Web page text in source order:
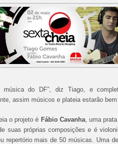
música do DF”, diz Tiago, e
assim músicos e plateia estarão bem
o projeto é Fábio Cavanha, uma
suas próprias composições e é
repertório mais de 50 músicas. Uma